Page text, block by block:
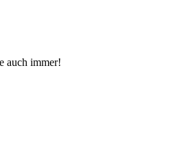
auch immer!